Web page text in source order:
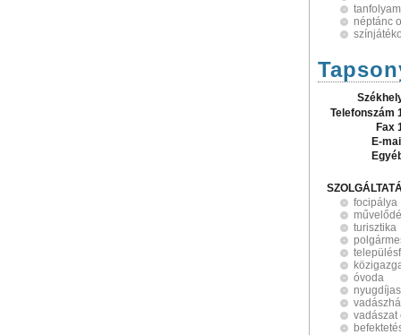
néptánc
Telefonszám
Fax
E-
focipálya
turisztika
óvoda
vadászat